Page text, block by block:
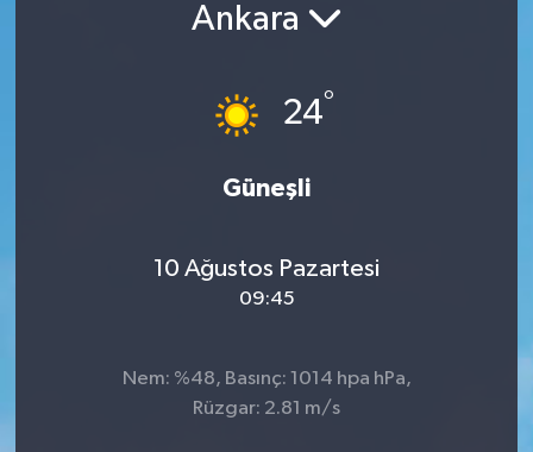
Ankara
24°
Güneşli
10 Ağustos Pazartesi
09:45
Nem: %48, Basınç: 1014 hpa hPa,
Rüzgar: 2.81 m/s